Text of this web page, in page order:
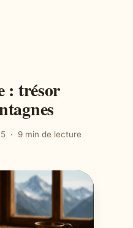
: trésor
9 min de lecture